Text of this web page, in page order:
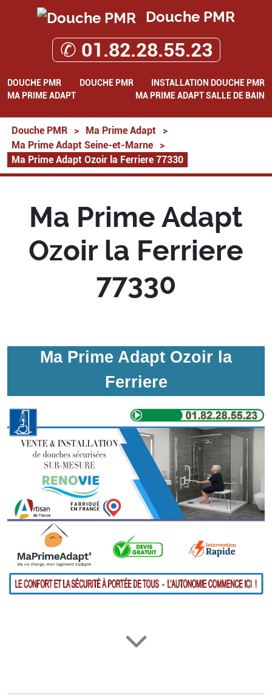
Douche PMR
✆ 01.82.28.55.23
DOUCHE PMR DOUCHE PMR
INSTALLATION DOUCHE PMR
MA PRIME ADAPT
MA PRIME ADAPT SALLE DE BAIN
Douche PMR > Ma Prime Adapt
>
Ma Prime Adapt Seine-et-Marne
>
Ma Prime Adapt Ozoir la Ferriere 77330
Ma Prime Adapt
Ozoir la Ferriere
77330
Ma Prime Adapt Ozoir la
Ferriere